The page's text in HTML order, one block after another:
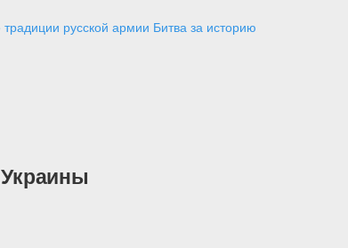
русской армии Битва за историю